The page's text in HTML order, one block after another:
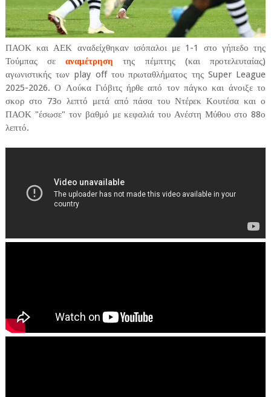
ΠΑΟΚ και ΑΕΚ αναδείχθηκαν ισόπαλοι με 1-1 στο γήπεδο της
Τούμπας σεαναμέτρηση της πέμπτης (και προτελευταίας)
αγωνιστικής των play off του πρωταθλήματος της Super League
2025-2026. Ο Λούκα Γιόβιτς ήρθε από τον πάγκο και άνοιξε το
σκορ στο 73ο λεπτό μετά από πάσα του Ντέρεκ Κουτέσα και ο
ΠΑΟΚ "έσωσε" τον βαθμό με κεφαλιά του Ανέστη Μύθου στο 88ο
λεπτό.